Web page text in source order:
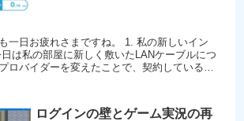
れさまですね。 1. 私の新しいイン
ロバイダーを変えたことで、契約している回
ログインの壁とゲーム実況の再